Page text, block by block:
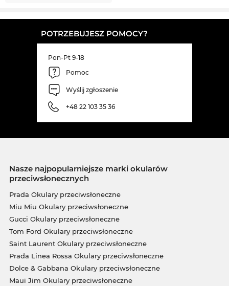
POTRZEBUJESZ POMOCY?
Pon-Pt 9-18
Pomoc
Wyślij zgłoszenie
+48 22 103 35 36
Nasze najpopularniejsze marki okularów
przeciwsłonecznych
Prada Okulary przeciwsłoneczne
Miu Miu Okulary przeciwsłoneczne
Gucci Okulary przeciwsłoneczne
Tom Ford Okulary przeciwsłoneczne
Saint Laurent Okulary przeciwsłoneczne
Prada Linea Rossa Okulary przeciwsłoneczne
Dolce & Gabbana Okulary przeciwsłoneczne
Maui Jim Okulary przeciwsłoneczne